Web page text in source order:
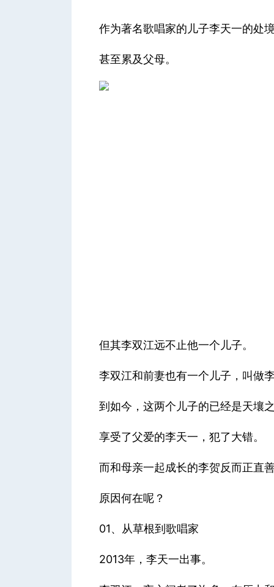
作为著名歌唱家的儿子李天一的处
甚至累及父母。
但其李双江远不止他一个儿子。
李双江和前妻也有一个儿子，叫做
到如今，这两个儿子的已经是天壤
享受了父爱的李天一，犯了大错。
而和母亲一起成长的李贺反而正直
原因何在呢？
01、从草根到歌唱家
2013年，李天一出事。